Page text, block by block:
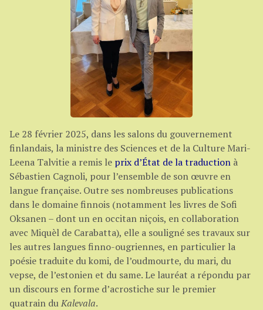
Le 28 février 2025, dans les salons du gouvernement
finlandais, la ministre des Sciences et de la Culture Mari-
Leena Talvitie a remis le prix d’État de la traduction à
Sébastien Cagnoli, pour l’ensemble de son œuvre en
langue française. Outre ses nombreuses publications
dans le domaine finnois (notamment les livres de Sofi
Oksanen – dont un en occitan niçois, en collaboration
avec Miquèl de Carabatta), elle a souligné ses travaux sur
les autres langues finno-ougriennes, en particulier la
poésie traduite du komi, de l’oudmourte, du mari, du
vepse, de l’estonien et du same. Le lauréat a répondu par
un discours en forme d’acrostiche sur le premier
quatrain duKalevala.